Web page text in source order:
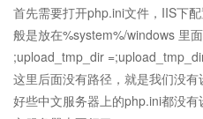
首先需要打开php.ini文件，IIS下
般是放在%system%/windows 里
;upload_tmp_dir
这里后面没有路径，就是我们没
好些中文服务器上的php.ini都没